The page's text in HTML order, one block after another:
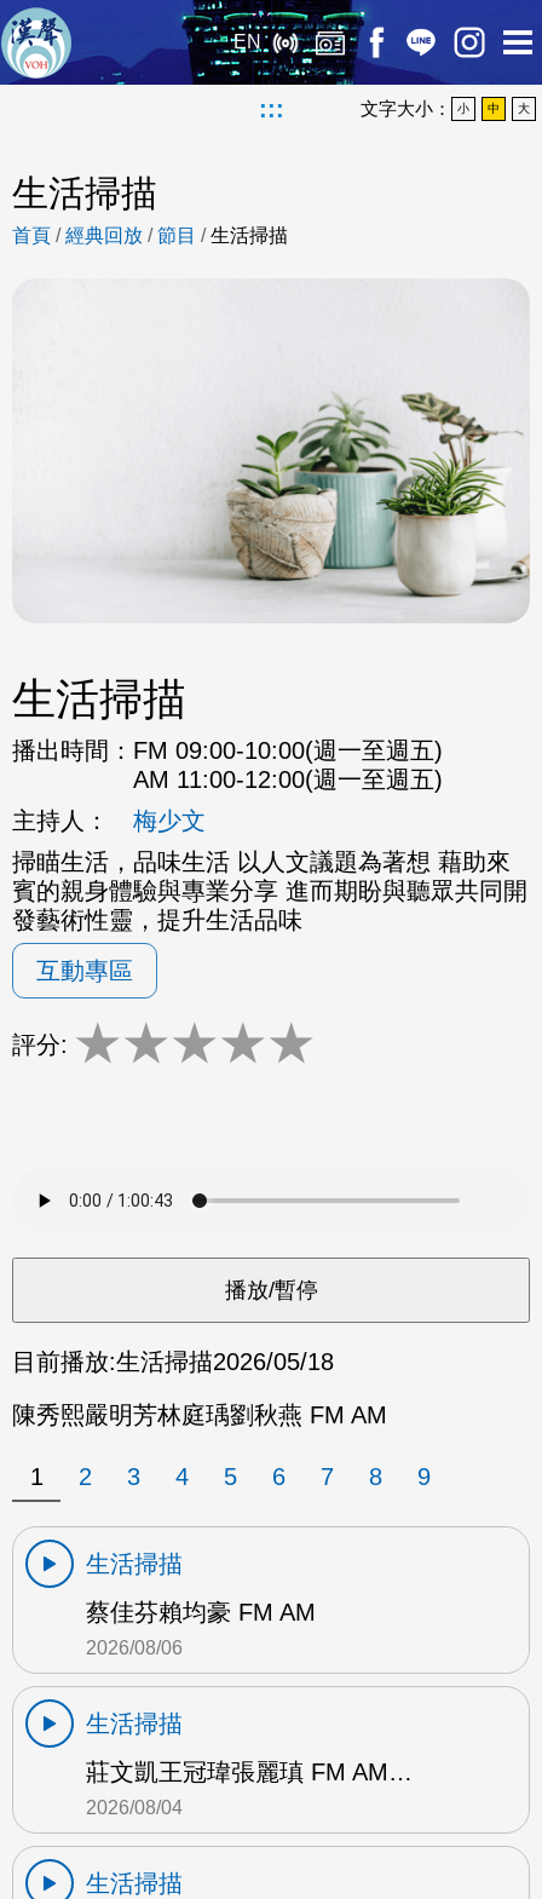
EN
::: 文字大小： 小 中 大
生活掃描
首頁 /經典回放 /節目 /生活掃描
生活掃描
播出時間： FM 09:00-10:00(週一至週五)
AM 11:00-12:00(週一至週五)
主持人：
梅少文
掃瞄生活，品味生活 以人文議題為著想 藉助來
賓的親身體驗與專業分享 進而期盼與聽眾共同開
發藝術性靈，提升生活品味
互動專區
評分: ★★★★★
目前播放:生活掃描2026/05/18
陳秀熙嚴明芳林庭瑀劉秋燕 FM AM
1 2 3 4 5 6 7 8 9
生活掃描
蔡佳芬賴均豪 FM AM
2026/08/06
生活掃描
莊文凱王冠瑋張麗瑱 FM AM…
2026/08/04
生活掃描